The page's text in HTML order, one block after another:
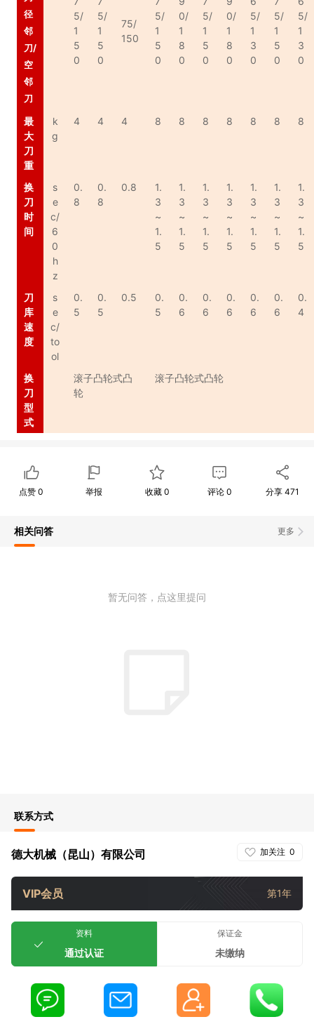
径
邻
刀/
空
邻
刀
5/
1
5
0
5/
1
5
0
75/
150
5/
1
5
0
0/
1
8
0
5/
1
5
0
0/
1
8
0
5/
1
3
0
5/
1
5
0
5/
1
3
0
最
大
刀
重
k
g
4 4 4 8 8 8 8 8 8 8
换
刀
时
间
s
e
c/
6
0
h
z
0.
8
0.
8
0.8
1.
3
~
1.
5
1.
3
~
1.
5
1.
3
~
1.
5
1.
3
~
1.
5
1.
3
~
1.
5
1.
3
~
1.
5
1.
3
~
1.
5
刀
库
速
度
s
e
c/
to
ol
0.
5
0.
5
0.5
0.
5
0.
6
0.
6
0.
6
0.
6
0.
6
0.
4
换
刀
型
式
滚子凸轮式凸
轮
滚子凸轮式凸轮
点赞0 举报 收藏 0 评论0 分享471
更多
相关问答
暂无问答，点这里提问
联系方式
加关注 0
德大机械（昆山）有限公司
VIP会员 第1年
资料
通过认证
保证金
未缴纳